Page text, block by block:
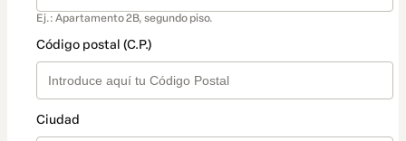
Ej.: Apartamento 2B, segundo piso.
Código postal (C.P.)
Ciudad